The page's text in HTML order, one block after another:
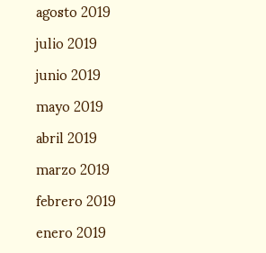
agosto 2019
julio 2019
junio 2019
mayo 2019
abril 2019
marzo 2019
febrero 2019
enero 2019